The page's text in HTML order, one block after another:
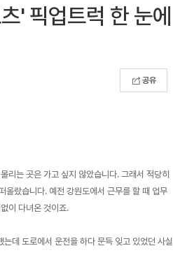
' 픽업트럭 한 눈에
공유
리는 곳은 가고 싶지 않았습니다. 그래서 적당히
올랐습니다. 예전 강원도에서 근무를 할 때 업무
이 다녀온 것이죠.
데 도로에서 운전을 하다 문득 잊고 있었던 사실